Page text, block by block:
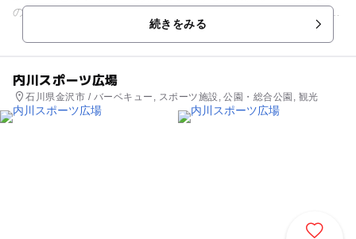
のシンボル的存在。 レストハウス内にはキッズコーナーがあ
続きをみる
内川スポーツ広場
石川県金沢市 / バーベキュー, スポーツ施設, 公園・総合公園, 観光